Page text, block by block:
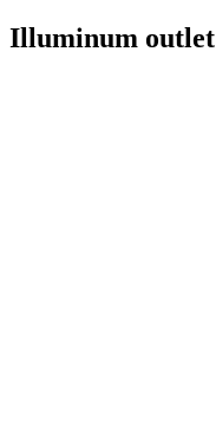
Illuminum outlet